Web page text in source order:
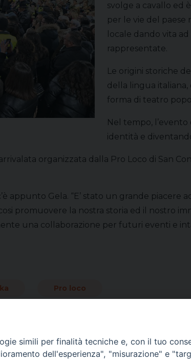
svolge a cavallo ed
per le vie del paese
locale dando vita
rappresentate.
Le origini storiche
della lingua italiana,
forma di teatro
Nel tempo,
identità e
organizzata dalla Pro Loco di San
Gela. “E’ stato un grande piacere
promuovere la nostra storia ed il nostro
una collaborazione per futuri eventi e
Pro loco
simili per finalità tecniche e, con il tuo
dell'esperienza", "misurazione" e